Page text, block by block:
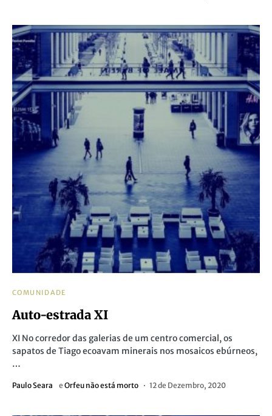
COMUNIDADE
Auto-estrada XI
XI No corredor das galerias de um centro comercial, os
sapatos de Tiago ecoavam minerais nos mosaicos ebúrneos,
…
Paulo Seara e Orfeu não está morto 12 de Dezembro, 2020